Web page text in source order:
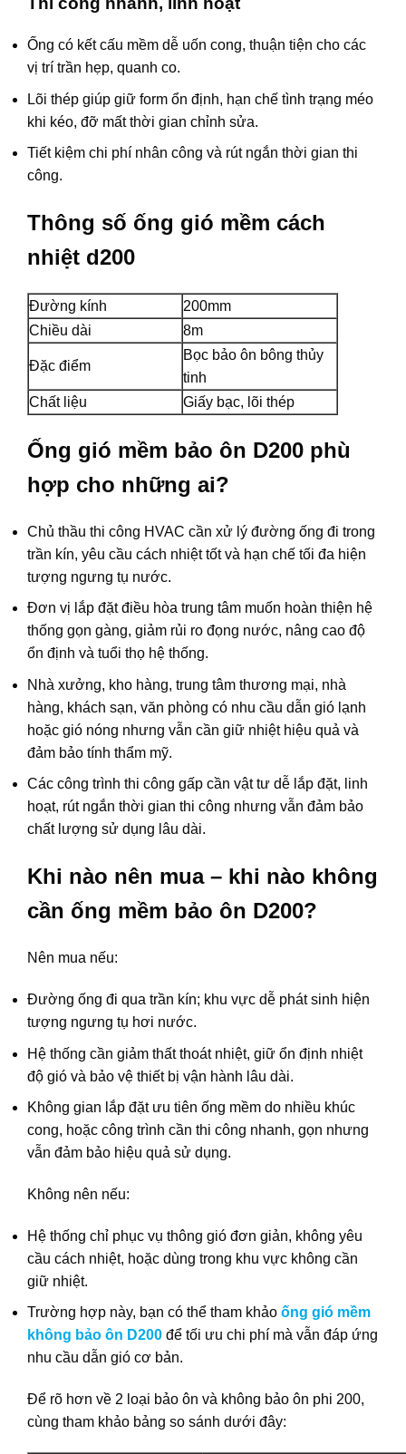
Ống có kết cấu mềm dễ uốn cong, thuận tiện cho các
vị trí trần hẹp, quanh co.
Lõi thép giúp giữ form ổn định, hạn chế tình trạng méo
khi kéo, đỡ mất thời gian chỉnh sửa.
Tiết kiệm chi phí nhân công và rút ngắn thời gian thi
công.
Thông số ống gió mềm cách
nhiệt d200
Đường kính
200mm
Chiều dài
8m
Đặc điểm
Bọc bảo ôn bông thủy
tinh
Chất liệu
Giấy bạc, lõi thép
Ống gió mềm bảo ôn D200 phù
hợp cho những ai?
Chủ thầu thi công HVAC cần xử lý đường ống đi trong
trần kín, yêu cầu cách nhiệt tốt và hạn chế tối đa hiện
tượng ngưng tụ nước.
Đơn vị lắp đặt điều hòa trung tâm muốn hoàn thiện hệ
thống gọn gàng, giảm rủi ro đọng nước, nâng cao độ
ổn định và tuổi thọ hệ thống.
Nhà xưởng, kho hàng, trung tâm thương mại, nhà
hàng, khách sạn, văn phòng có nhu cầu dẫn gió lạnh
hoặc gió nóng nhưng vẫn cần giữ nhiệt hiệu quả và
đảm bảo tính thẩm mỹ.
Các công trình thi công gấp cần vật tư dễ lắp đặt, linh
hoạt, rút ngắn thời gian thi công nhưng vẫn đảm bảo
chất lượng sử dụng lâu dài.
Khi nào nên mua – khi nào không
cần ống mềm bảo ôn D200?
Nên mua nếu:
Đường ống đi qua trần kín; khu vực dễ phát sinh hiện
tượng ngưng tụ hơi nước.
Hệ thống cần giảm thất thoát nhiệt, giữ ổn định nhiệt
độ gió và bảo vệ thiết bị vận hành lâu dài.
Không gian lắp đặt ưu tiên ống mềm do nhiều khúc
cong, hoặc công trình cần thi công nhanh, gọn nhưng
vẫn đảm bảo hiệu quả sử dụng.
Không nên nếu:
Hệ thống chỉ phục vụ thông gió đơn giản, không yêu
cầu cách nhiệt, hoặc dùng trong khu vực không cần
giữ nhiệt.
Trường hợp này, bạn có thể tham khảo ống gió mềm
không bảo ôn D200 để tối ưu chi phí mà vẫn đáp ứng
nhu cầu dẫn gió cơ bản.
Để rõ hơn về 2 loại bảo ôn và không bảo ôn phi 200,
cùng tham khảo bảng so sánh dưới đây: